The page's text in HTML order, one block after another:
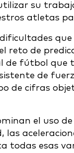
su
atletas
reto de
de fútbol que
de
de cifras
el uso
todas esas